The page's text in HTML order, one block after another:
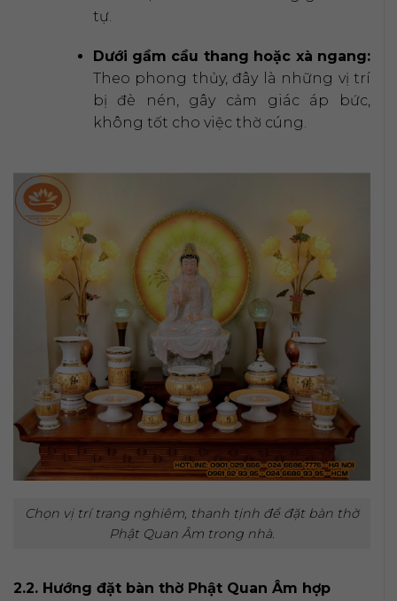
tự.
Dưới gầm cầu thang hoặc xà ngang:
Theo phong thủy, đây là những vị trí
bị đè nén, gây cảm giác áp bức,
không tốt cho việc thờ cúng.
Chọn vị trí trang nghiêm, thanh tịnh để đặt bàn thờ
Phật Quan Âm trong nhà.
2.2. Hướng đặt bàn thờ Phật Quan Âm hợp